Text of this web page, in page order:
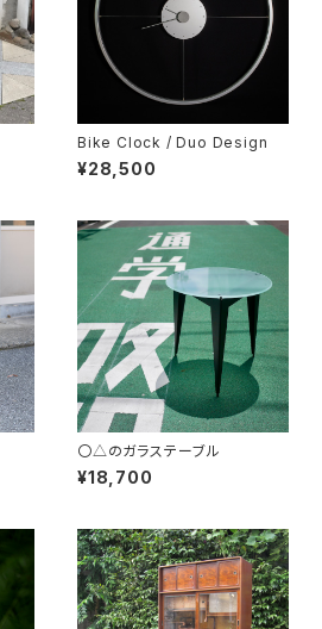
Bike Clock / Duo Design
¥28,500
〇△のガラステーブル
¥18,700